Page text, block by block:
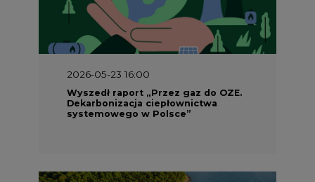
2026-05-23 16:00
Wyszedł raport „Przez gaz do OZE.
Dekarbonizacja ciepłownictwa
systemowego w Polsce”